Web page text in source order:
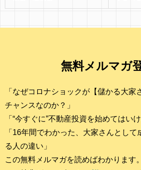
無料メルマガ
「なぜコロナショックが【儲かる大家
チャンスなのか？」
「“今すぐに”不動産投資を始めてはい
「16年間でわかった、大家さんとし
る人の違い」
この無料メルマガを読めばわかります